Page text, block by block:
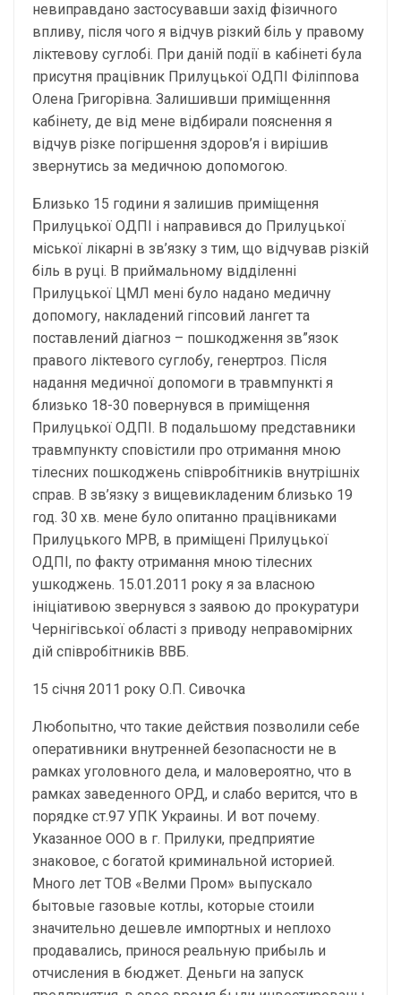
невиправдано застосувавши захід фізичного
впливу, після чого я відчув різкий біль у правому
ліктевову суглобі. При даній події в кабінеті була
присутня працівник Прилуцької ОДПІ Філіппова
Олена Григорівна. Залишивши приміщенння
кабінету, де від мене відбирали пояснення я
відчув різке погіршення здоров’я і вирішив
звернутись за медичною допомогою.
Близько 15 години я залишив приміщення
Прилуцької ОДПІ і направився до Прилуцької
міської лікарні в зв’язку з тим, що відчував різкій
біль в руці. В приймальному відділенні
Прилуцької ЦМЛ мені було надано медичну
допомогу, накладений гіпсовий лангет та
поставлений діагноз – пошкодження зв”язок
правого ліктевого суглобу, генертроз. Після
надання медичної допомоги в травмпункті я
близько 18-30 повернувся в приміщення
Прилуцької ОДПІ. В подальшому представники
травмпункту сповістили про отримання мною
тілесних пошкоджень співробітників внутрішніх
справ. В зв’язку з вищевикладеним близько 19
год. 30 хв. мене було опитанно працівниками
Прилуцького МРВ, в приміщені Прилуцької
ОДПІ, по факту отримання мною тілесних
ушкоджень. 15.01.2011 року я за власною
ініціативою звернувся з заявою до прокуратури
Чернігівської області з приводу неправомірних
дій співробітників ВВБ.
15 січня 2011 року О.П. Сивочка
Любопытно, что такие действия позволили себе
оперативники внутренней безопасности не в
рамках уголовного дела, и маловероятно, что в
рамках заведенного ОРД, и слабо верится, что в
порядке ст.97 УПК Украины. И вот почему.
Указанное ООО в г. Прилуки, предприятие
знаковое, с богатой криминальной историей.
Много лет ТОВ «Велми Пром» выпускало
бытовые газовые котлы, которые стоили
значительно дешевле импортных и неплохо
продавались, принося реальную прибыль и
отчисления в бюджет. Деньги на запуск